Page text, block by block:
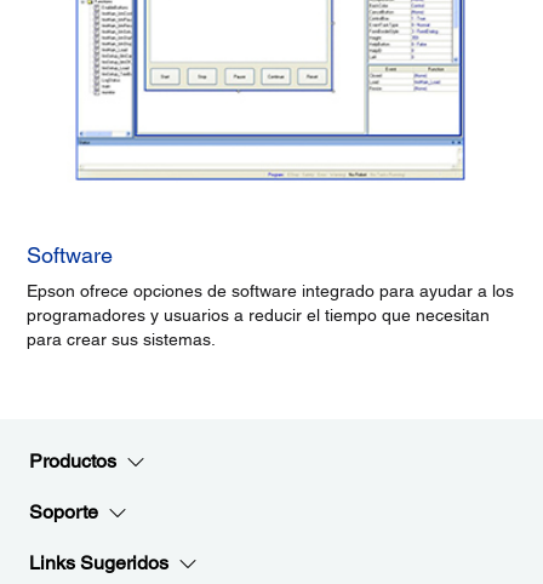
Software
Epson ofrece opciones de software integrado para ayudar a los
programadores y usuarios a reducir el tiempo que necesitan
para crear sus sistemas.
Productos
Soporte
Links Sugeridos